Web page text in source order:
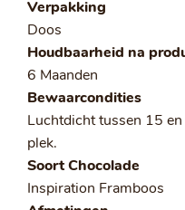
Verpakking
Doos
Houdbaarheid na
6 Maanden
Bewaarcondities
Luchtdicht tussen 15
plek.
Soort Chocolade
Inspiration Framboos